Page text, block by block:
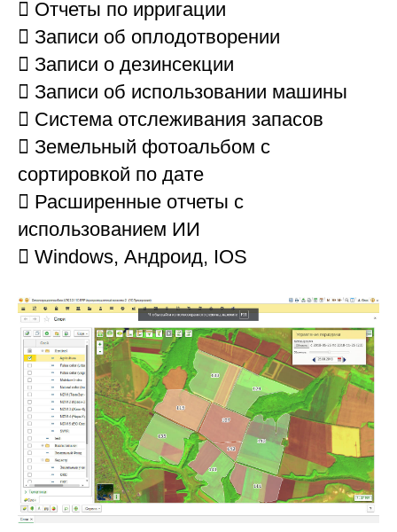
 Отчеты по ирригации
 Записи об оплодотворении
 Записи о дезинсекции
 Записи об использовании машины
 Система отслеживания запасов
 Земельный фотоальбом с
сортировкой по дате
 Расширенные отчеты с
использованием ИИ
 Windows, Андроид, IOS